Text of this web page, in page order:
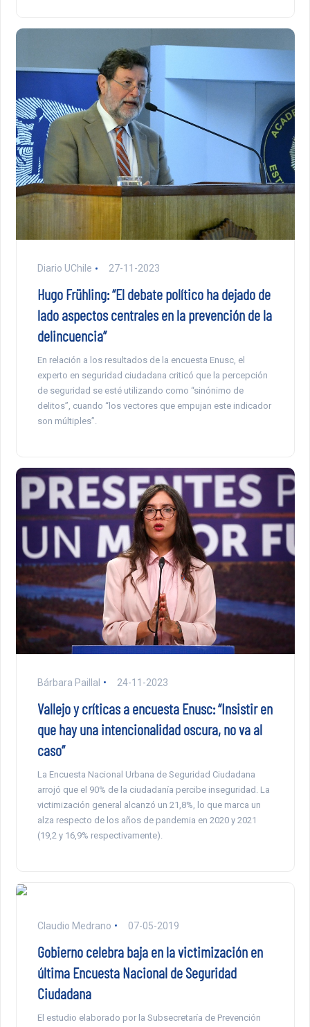
Diario UChile 27-11-2023
Hugo Frühling: “El debate político ha dejado de
lado aspectos centrales en la prevención de la
delincuencia”
En relación a los resultados de la encuesta Enusc, el
experto en seguridad ciudadana criticó que la percepción
de seguridad se esté utilizando como “sinónimo de
delitos”, cuando “los vectores que empujan este indicador
son múltiples”.
Bárbara Paillal 24-11-2023
Vallejo y críticas a encuesta Enusc: “Insistir en
que hay una intencionalidad oscura, no va al
caso”
La Encuesta Nacional Urbana de Seguridad Ciudadana
arrojó que el 90% de la ciudadanía percibe inseguridad. La
victimización general alcanzó un 21,8%, lo que marca un
alza respecto de los años de pandemia en 2020 y 2021
(19,2 y 16,9% respectivamente).
Claudio Medrano 07-05-2019
Gobierno celebra baja en la victimización en
última Encuesta Nacional de Seguridad
Ciudadana
El estudio elaborado por la Subsecretaría de Prevención